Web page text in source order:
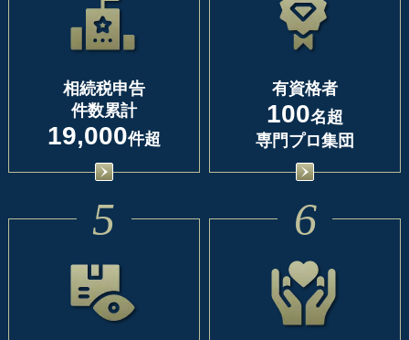
相続税申告
件数累計
19,000件超
有資格者
100名超
専門プロ集団
5 6